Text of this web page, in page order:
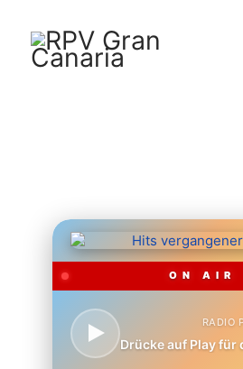
ON AIR
RADIO
Drücke auf Play für
MUSIKWUNSCH